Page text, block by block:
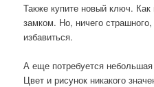
Также купите новый ключ.
замком. Но, ничего
избавиться.
А еще потребуется небольшая
Цвет и рисунок никакого